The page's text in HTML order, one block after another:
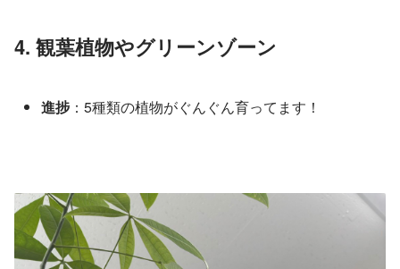
4. 観葉植物やグリーンゾーン
進捗：5種類の植物がぐんぐん育ってます！